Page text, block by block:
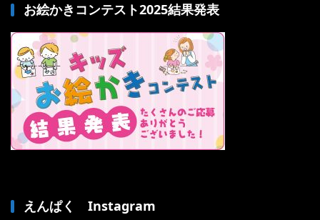
お絵かきコンテスト2025結果発表
えんぱく Instagram